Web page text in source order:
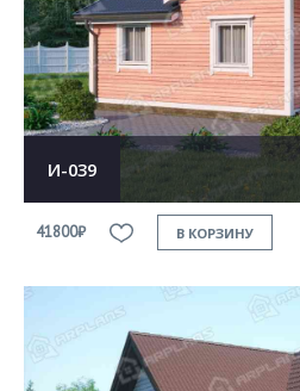
И-039
41800₽ В КОРЗИНУ